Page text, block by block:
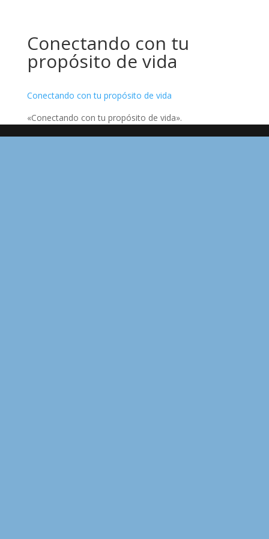
Conectando con tu
propósito de vida
Conectando con tu propósito de vida
«Conectando con tu propósito de vida».